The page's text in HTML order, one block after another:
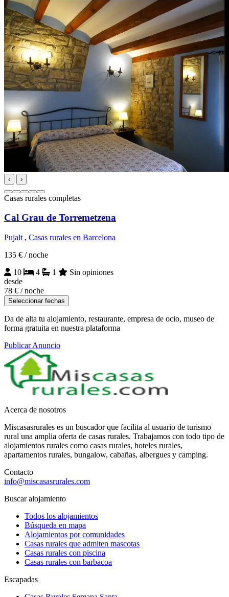
‹ ›
Casas rurales completas
Cal Grau de Torremetzena
Pujalt , Casas rurales en Barcelona
135 € / noche
10
4 1
Sin opiniones
desde
78 € / noche
Seleccionar fechas
Da de alta tu alojamiento, restaurante, empresa de ocio, museo de
forma gratuita en nuestra plataforma
Publicar Anuncio
Acerca de nosotros
Miscasasrurales es un buscador que facilita al usuario de turismo
rural una amplia oferta de casas rurales. Trabajamos con todo tipo de
alojamientos rurales como casas rurales, hoteles rurales,
apartamentos rurales, bungalow, cabañas, albergues y camping.
Contacto
info@miscasasrurales.com
Buscar alojamiento
Todos los alojamientos
Búsqueda en mapa
Alojamientos por comunidades
Casas rurales que admiten mascotas
Casas rurales con piscina
Casas rurales con barbacoa
Escapadas